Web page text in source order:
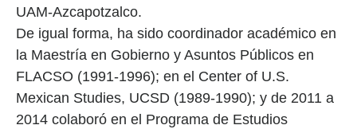
UAM-Azcapotzalco.
De igual forma, ha sido coordinador académico en
la Maestría en Gobierno y Asuntos Públicos en
FLACSO (1991-1996); en el Center of U.S.
Mexican Studies, UCSD (1989-1990); y de 2011 a
2014 colaboró en el Programa de Estudios